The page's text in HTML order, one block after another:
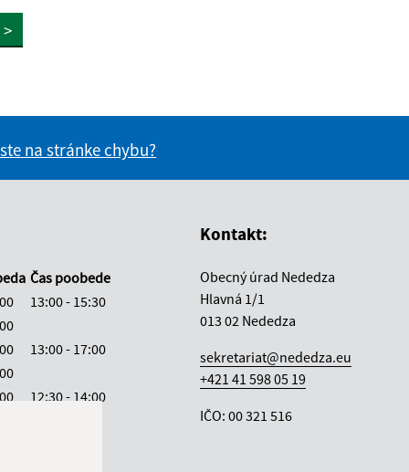
>
na stránke chybu?
Čas poobede
13:00 - 15:30
13:00 - 17:00
12:30 - 14:00
Kontakt:
Obecný úrad Nededza
Hlavná 1/1
013 02 Nededza
sekretariat@nededza.eu
+421 41 598 05 19
IČO: 00 321 516